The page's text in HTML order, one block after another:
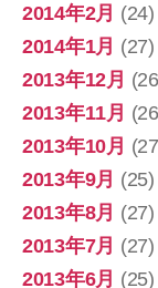
2014年2月 (24)
2014年1月 (27)
2013年12月
2013年11月
2013年10月
2013年9月 (25)
2013年8月 (27)
2013年7月 (27)
2013年6月 (25)